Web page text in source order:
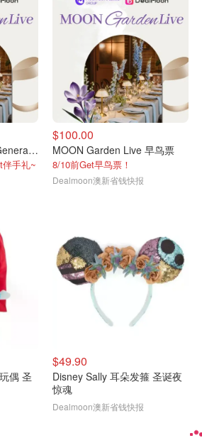
MOON Garden Live General门票
手礼~
$100.00
MOON Garden Live 早鸟票
8/10前Get早鸟票！
Dealmoon澳新省钱快报
偶 圣
$49.90
Disney Sally 耳朵发箍 圣诞夜
惊魂
Dealmoon澳新省钱快报